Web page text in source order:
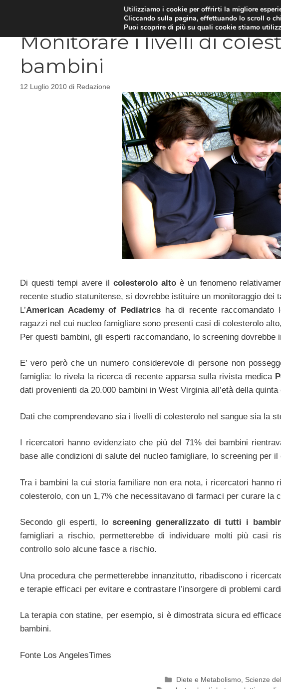
DIETE E METABOLISMO PSICOLOGIA
Monitorare i livelli di
bambini
12 Luglio 2010 di Redazione
Di questi tempi avere il colesterolo altoè un fenomeno
recente studio statunitense, si dovrebbe istituire un monitoraggio dei
L’American Academy of Pediatricsha di recente raccomandato
ragazzi nel cui nucleo famigliare sono presenti casi di colesterolo
Per questi bambini, gli esperti raccomandano, lo screening dovrebbe
E’ vero però che un numero considerevole di persone non
famiglia: lo rivela la ricerca di recente apparsa sulla rivista medica
dati provenienti da 20.000 bambini in West Virginia all’età della quinta
Dati che comprendevano sia i livelli di colesterolo nel sangue sia la
I ricercatori hanno evidenziato che più del 71% dei bambini
base alle condizioni di salute del nucleo famigliare, lo screening per il
Tra i bambini la cui storia familiare non era nota, i ricercatori
colesterolo, con un 1,7% che necessitavano di farmaci per curare la
Secondo gli esperti, loscreening generalizzato di tutti i
famigliari a rischio, permetterebbe di individuare molti più casi
controllo solo alcune fasce a rischio.
Una procedura che permetterebbe innanzitutto, ribadiscono i
e terapie efficaci per evitare e contrastare l’insorgere di problemi
La terapia con statine, per esempio, si è dimostrata sicura ed
bambini.
Fonte Los AngelesTimes
Categorie
Diete e Metabolismo, Scienze
Utilizziamo i cookie per offrirti la migliore
Cliccando sulla pagina, effettuando lo scroll o
Puoi scoprire di più su quali cookie stiamo